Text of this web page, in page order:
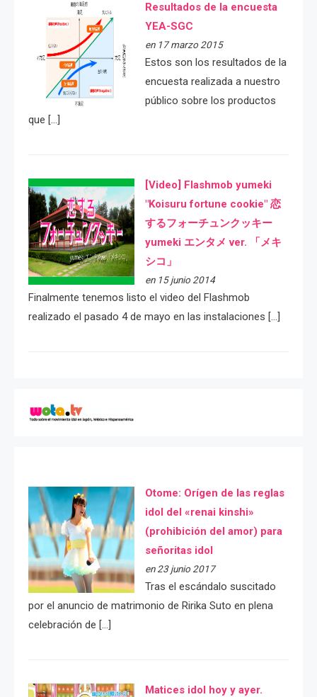
Resultados de la encuesta
YEA-SGC
en 17 marzo 2015
Estos son los resultados de la
encuesta realizada a nuestro
público sobre los productos
que […]
[Video] Flashmob yumeki
"Koisuru fortune cookie" 恋
するフォーチュンクッキー
yumeki エンタメ ver. 「メキ
シコ」
en 15 junio 2014
Finalmente tenemos listo el video del Flashmob
realizado el pasado 4 de mayo en las instalaciones […]
Otome: Orígen de las reglas
idol del «renai kinshi»
(prohibición del amor) para
señoritas idol
en 23 junio 2017
Tras el escándalo suscitado
por el anuncio de matrimonio de Ririka Suto en plena
celebración de […]
Matices idol hoy y ayer.